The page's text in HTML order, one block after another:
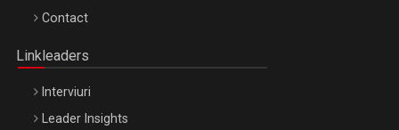
Octombrie
Contact
Linkleaders
Interviuri
Leader Insights